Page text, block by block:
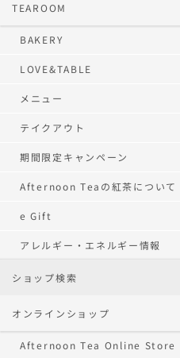
ご予約における、ネットワーク
負いません。
た場合、ご予約受付期間中であ
合、当社はいかなる損害につい
ん。中止の際、別日時でのご予
でお願いいたします。電話の場
18:00）で承ります。土・日・祝
せん。また、店舗への直接のお
TEAROOM
BAKERY
LOVE&TABLE
メニュー
テイクアウト
期間限定キャンペーン
Afternoon Teaの紅茶について
e Gift
アレルギー・エネルギー情報
ショップ検索
オンラインショップ
Afternoon Tea Online Store